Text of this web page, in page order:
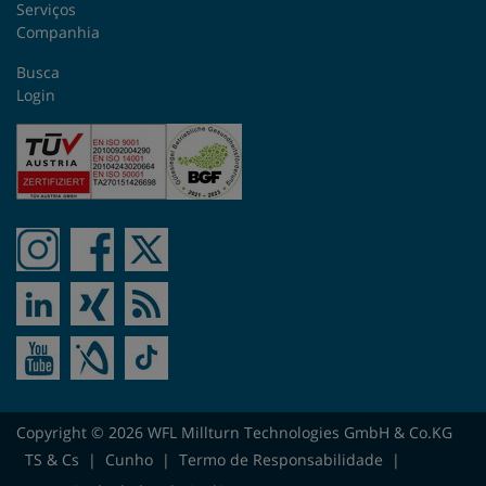
Reino Unido
República Checa
Roménia
Suécia
Suíça
Taiwan
Turquia
Ucrânia
Venezuela
Serviços
Companhia
Busca
Login
Copyright © 2026 WFL Millturn Technologies GmbH & Co.KG
TS & Cs
| Cunho | Termo de Responsabilidade
|